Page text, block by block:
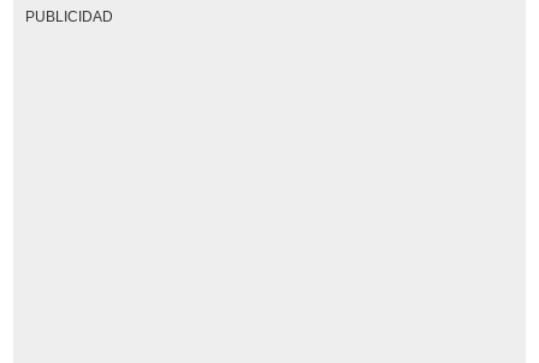
PUBLICIDAD